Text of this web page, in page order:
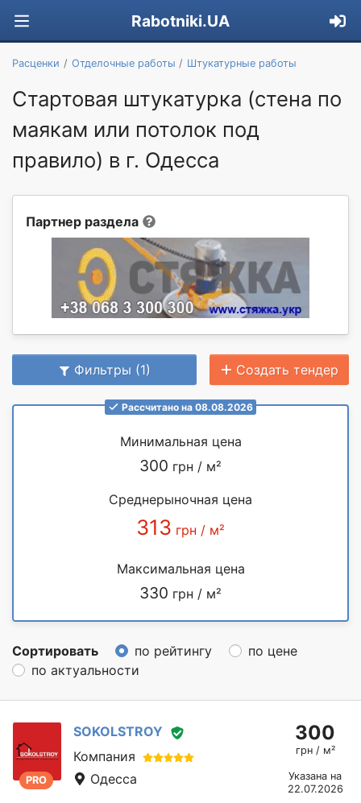
Rabotniki.UA
Расценки Отделочные работы Штукатурные работы
Стартовая штукатурка (стена по
маякам или потолок под
правило) в г. Одесса
Партнер раздела
Фильтры (1) Создать тендер
Рассчитано на 08.08.2026
Минимальная цена
300 грн / м²
Среднерыночная цена
313 грн / м²
Максимальная цена
330 грн / м²
Сортировать по рейтингу
по цене
по актуальности
PRO
SOKOLSTROY
Компания
Одесса
300
грн / м²
Указана на
22.07.2026